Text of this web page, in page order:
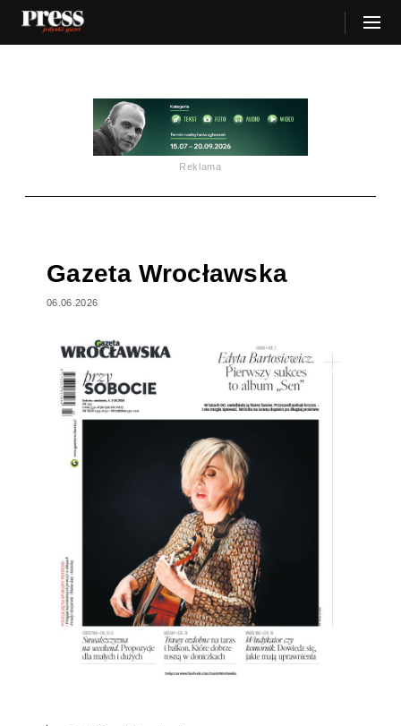
Reklama
Gazeta Wrocławska
06.06.2026